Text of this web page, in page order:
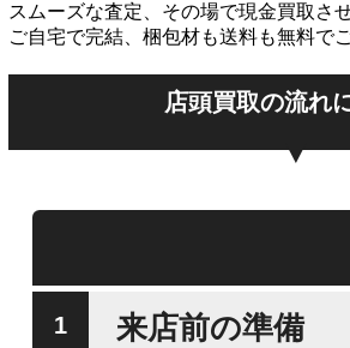
スムーズな査定、その場で現金買取さ
ご自宅で完結、梱包材も送料も無料で
店頭買取の流れ
来店前の準備